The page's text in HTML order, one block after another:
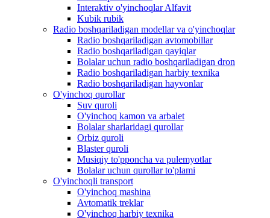
Interaktiv o'yinchoqlar Alfavit
Kubik rubik
Radio boshqariladigan modellar va o'yinchoqlar
Radio boshqariladigan avtomobillar
Radio boshqariladigan qayiqlar
Bolalar uchun radio boshqariladigan dron
Radio boshqariladigan harbiy texnika
Radio boshqariladigan hayvonlar
O'yinchoq qurollar
Suv quroli
O'yinchoq kamon va arbalet
Bolalar sharlaridagi qurollar
Orbiz quroli
Blaster quroli
Musiqiy to'pponcha va pulemyotlar
Bolalar uchun qurollar to'plami
O'yinchoqli transport
O'yinchoq mashina
Avtomatik treklar
O'yinchoq harbiy texnika